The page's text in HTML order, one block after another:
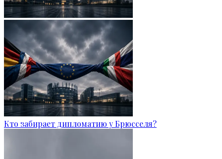
Кто забирает дипломатию у Брюсселя?